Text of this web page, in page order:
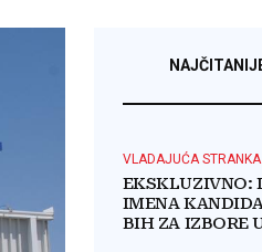
VLADAJUĆA STRANKA
EKSKLUZIVNO:
IMENA
BIH ZA IZBORE